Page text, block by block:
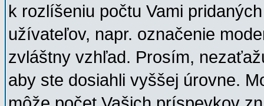
k rozlíšeniu počtu Vami
užívateľov, napr. označenie
zvláštny vzhľad. Prosím,
aby ste dosiahli vyššej úrovne.